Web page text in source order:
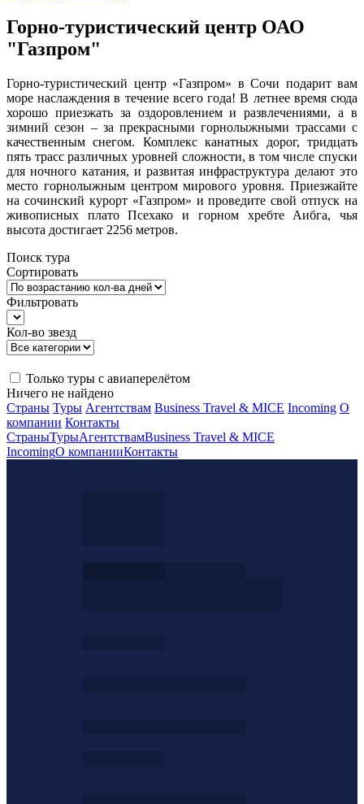
Горно-туристический центр ОАО
"Газпром"
Горно-туристический центр «Газпром» в Сочи подарит вам
море наслаждения в течение всего года! В летнее время сюда
хорошо приезжать за оздоровлением и развлечениями, а в
зимний сезон – за прекрасными горнолыжными трассами с
качественным снегом. Комплекс канатных дорог, тридцать
пять трасс различных уровней сложности, в том числе спуски
для ночного катания, и развитая инфраструктура делают это
место горнолыжным центром мирового уровня. Приезжайте
на сочинский курорт «Газпром» и проведите свой отпуск на
живописных плато Псехако и горном хребте Аибга, чья
высота достигает 2256 метров.
Поиск тура
Сортировать
Фильтровать
Кол-во звезд
Только туры с авиаперелётом
Ничего не найдено
Страны Туры Агентствам Business Travel & MICE Incoming О
компании Контакты
СтраныТурыАгентствамBusiness Travel & MICE
IncomingО компанииКонтакты